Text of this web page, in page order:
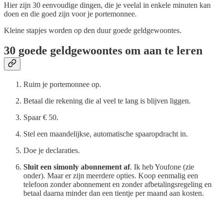
Hier zijn 30 eenvoudige dingen, die je veelal in enkele minuten kan
doen en die goed zijn voor je portemonnee.
Kleine stapjes worden op den duur goede geldgewoontes.
30 goede geldgewoontes om aan te leren
Ruim je portemonnee op.
Betaal die rekening die al veel te lang is blijven liggen.
Spaar € 50.
Stel een maandelijkse, automatische spaaropdracht in.
Doe je declaraties.
Sluit een simonly abonnement af. Ik heb Youfone (zie
onder). Maar er zijn meerdere opties. Koop eenmalig een
telefoon zonder abonnement en zonder afbetalingsregeling en
betaal daarna minder dan een tientje per maand aan kosten.